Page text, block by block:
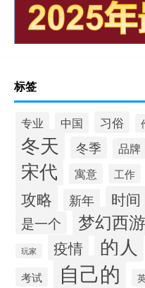
标签
专业 中国 习俗
冬天 冬季 品牌
宋代 寓意 工作
攻略 新年 时间
是一个 梦幻西游
玩家 疫情 的人
考试 自己的